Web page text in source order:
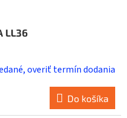
LL36
overiť termín dodania
Do košíka